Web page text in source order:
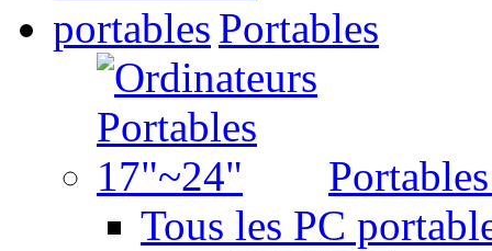
Portables
Tous les PC